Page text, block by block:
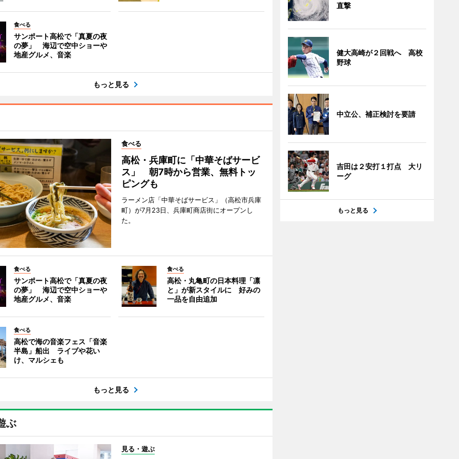
食べる
サンポート高松で「真夏の夜
の夢」 海辺で空中ショーや
地産グルメ、音楽
もっと見る
食べる
高松・兵庫町に「中華そばサービ
ス」 朝7時から営業、無料トッ
ピングも
ラーメン店「中華そばサービス」（高松市兵庫
町）が7月23日、兵庫町商店街にオープンし
た。
食べる
サンポート高松で「真夏の夜
の夢」 海辺で空中ショーや
地産グルメ、音楽
食べる
高松・丸亀町の日本料理「凛
と」が新スタイルに 好みの
一品を自由追加
食べる
高松で海の音楽フェス「音楽
半島」船出 ライブや花い
け、マルシェも
もっと見る
ぶ
見る・遊ぶ
直撃
健大高崎が２回戦へ 高校
野球
中立公、補正検討を要請
吉田は２安打１打点 大リ
ーグ
もっと見る